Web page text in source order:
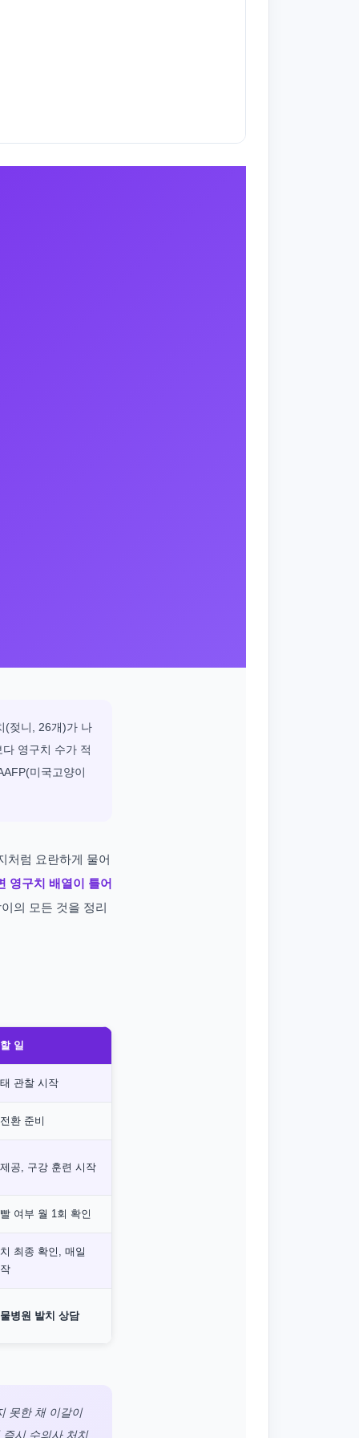
(젖니, 26개)가 나
영구치 수가 적
미국고양이
처럼 요란하게 물어
영구치 배열이 틀어
의 모든 것을 정리
일
관찰 시작
환 준비
공, 구강 훈련 시작
여부 월 1회 확인
최종 확인, 매일
병원 발치 상담
못한 채 이갈이
시 수의사 처치